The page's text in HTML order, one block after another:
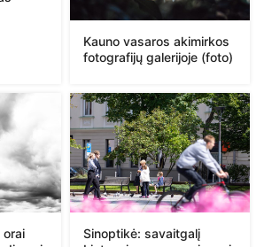
Kauno vasaros akimirkos
fotografijų galerijoje (foto)
orai
Sinoptikė: savaitgalį